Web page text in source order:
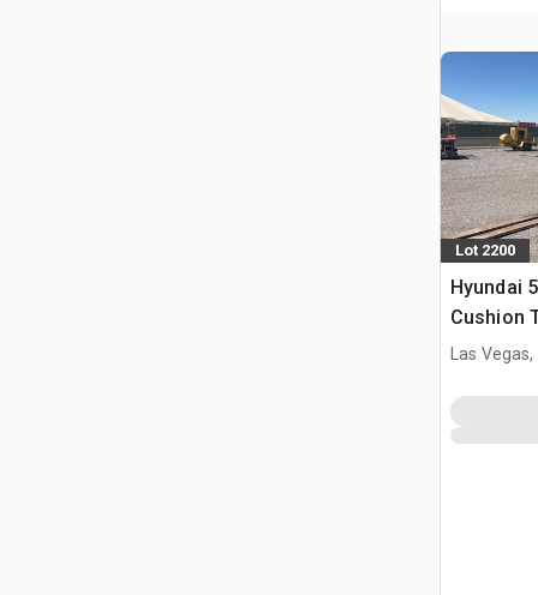
Lot 2200
Hyundai
Cushion
Las Vegas,